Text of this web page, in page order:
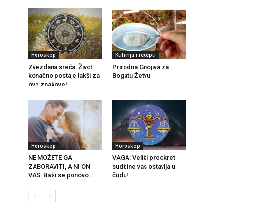
Horoskop
Zvezdana sreća: Život
konačno postaje lakši za
ove znakove!
Kuhinja i recepti
Prirodna Gnojiva za
Bogatu Žetvu
Horoskop
NE MOŽETE GA
ZABORAVITI, A NI ON
VAS: Bivši se ponovo...
Horoskop
VAGA: Veliki preokret
sudbine vas ostavlja u
čudu!